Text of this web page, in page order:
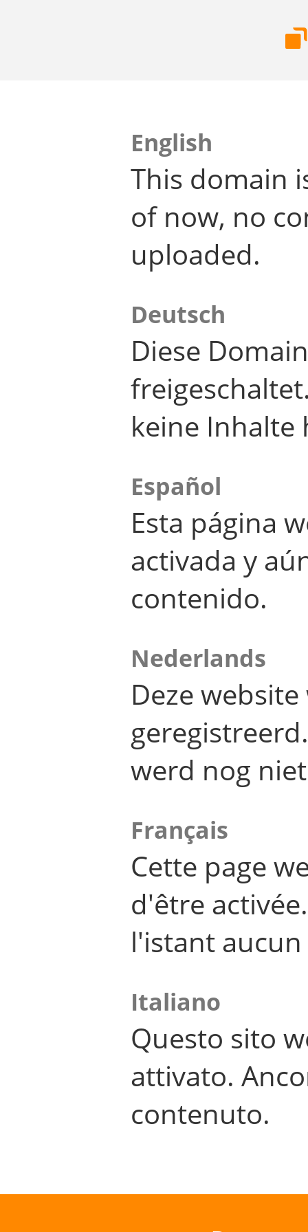
English
This domain
of now, no
uploaded.
Deutsch
Diese
keine Inhalte
Español
Esta página
activada y
contenido.
Nederlands
Deze
werd nog
Français
Cette page
d'être
l'istant
Italiano
Questo sito
attivato.
contenuto.